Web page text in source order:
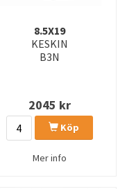
8.5X19
KESKIN
B3N
2045 kr
Köp
Mer info